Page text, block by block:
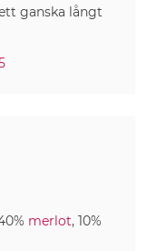
ganska långt
merlot, 10%